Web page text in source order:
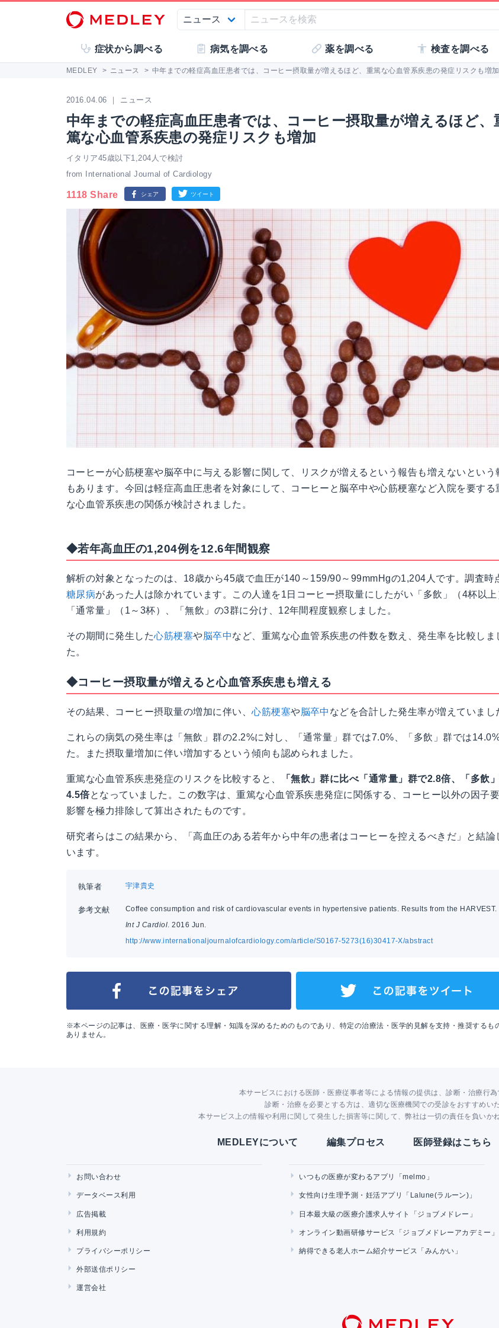
症状から調べる 病気を調べる 薬を調べる 検査を調べる
MEDLEY > ニュース > 中年までの軽症高血圧患者では、コーヒー摂取量が増えるほど、重篤な心血管系疾患の発症リスクも増加
2016.04.06 ｜ ニュース
中年までの軽症高血圧患者では、コーヒー摂取量が増えるほど、
篤な心血管系疾患の発症リスクも増加
イタリア45歳以下1,204人で検討
from International Journal of Cardiology
1118 Share
コーヒーが心筋梗塞や脳卒中に与える影響に関して、リスクが増えるという報告も増えないという
もあります。今回は軽症高血圧患者を対象にして、コーヒーと脳卒中や心筋梗塞など入院を要する
な心血管系疾患の関係が検討されました。
◆若年高血圧の1,204例を12.6年間観察
解析の対象となったのは、18歳から45歳で血圧が140～159/90～99mmHgの1,204人です。調査時
糖尿病があった人は除かれています。この人達を1日コーヒー摂取量にしたがい「多飲」（4杯以上
「通常量」（1～3杯）、「無飲」の3群に分け、12年間程度観察しました。
その期間に発生した心筋梗塞や 脳卒中など、重篤な心血管系疾患の件数を数え、発生率を比較しま
た。
◆コーヒー摂取量が増えると心血管系疾患も増える
その結果、コーヒー摂取量の増加に伴い、心筋梗塞や 脳卒中 などを合計した発生率が増えていまし
これらの病気の発生率は「無飲」群の2.2%に対し、「通常量」群では7.0%、「多飲」群では
た。また摂取量増加に伴い増加するという傾向も認められました。
重篤な心血管系疾患発症のリスクを比較すると、
「無飲」群に比べ「通常量」群で2.8倍、「多飲
4.5倍となっていました。この数字は、重篤な心血管系疾患発症に関係する、コーヒー以外の因子
影響を極力排除して算出されたものです。
研究者らはこの結果から、「高血圧のある若年から中年の患者はコーヒーを控えるべきだ」と結論
います。
執筆者 宇津貴史
参考文献
Coffee consumption and risk of cardiovascular events in hypertensive patients. Results from the HARVEST.
Int J Cardiol. 2016 Jun.
http://www.internationaljournalofcardiology.com/article/S0167-5273(16)30417-X/abstract
※本ページの記事は、医療・医学に関する理解・知識を深めるためのものであり、特定の治療法・医学的見解を支持・推奨するも
ありません。
本サービスにおける医師・医療従事者等による情報の提供は、診断・治療行為
診断・治療を必要とする方は、適切な医療機関での受診をおすすめい
本サービス上の情報や利用に関して発生した損害等に関して、弊社は一切の責任を負いか
MEDLEYについて 編集プロセス 医師登録はこちら
お問い合わせ
データベース利用
広告掲載
利用規約
プライバシーポリシー
外部送信ポリシー
運営会社
いつもの医療が変わるアプリ「melmo」
女性向け生理予測・妊活アプリ「Lalune(ラルーン)」
日本最大級の医療介護求人サイト「ジョブメドレー」
オンライン動画研修サービス「ジョブメドレーアカデミー」
納得できる老人ホーム紹介サービス「みんかい」